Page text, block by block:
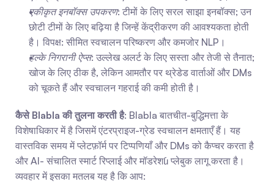
एकीकृत इनबॉक्स उपकरण: टीमों के लिए सरल साझा इनबॉक्स; उन
छोटी टीमों के लिए बढ़िया है जिन्हें केंद्रीकरण की आवश्यकता होती
है। विपक्ष: सीमित स्वचालन परिष्करण और कमजोर NLP।
हल्के निगरानी ऐप्स: उल्लेख अलर्ट के लिए सस्ता और तेजी से तैनात;
खोज के लिए ठीक है, लेकिन आमतौर पर थ्रेडेड वार्ताओं और DMs
को चूकते हैं और स्वचालन गहराई की कमी होती है।
कैसे Blabla की तुलना करती है: Blabla बातचीत-बुद्धिमत्ता के
विशेषाधिकार में है जिसमें एंटरप्राइज-ग्रेड स्वचालन क्षमताएँ हैं। यह
वास्तविक समय में प्लेटफ़ॉर्म पर टिप्पणियाँ और DMs को कैप्चर करता है
और AI- संचालित स्मार्ट रिप्लाई और मॉडरेशն प्लेबुक लागू करता है।
व्यवहार में इसका मतलब यह है कि आप: